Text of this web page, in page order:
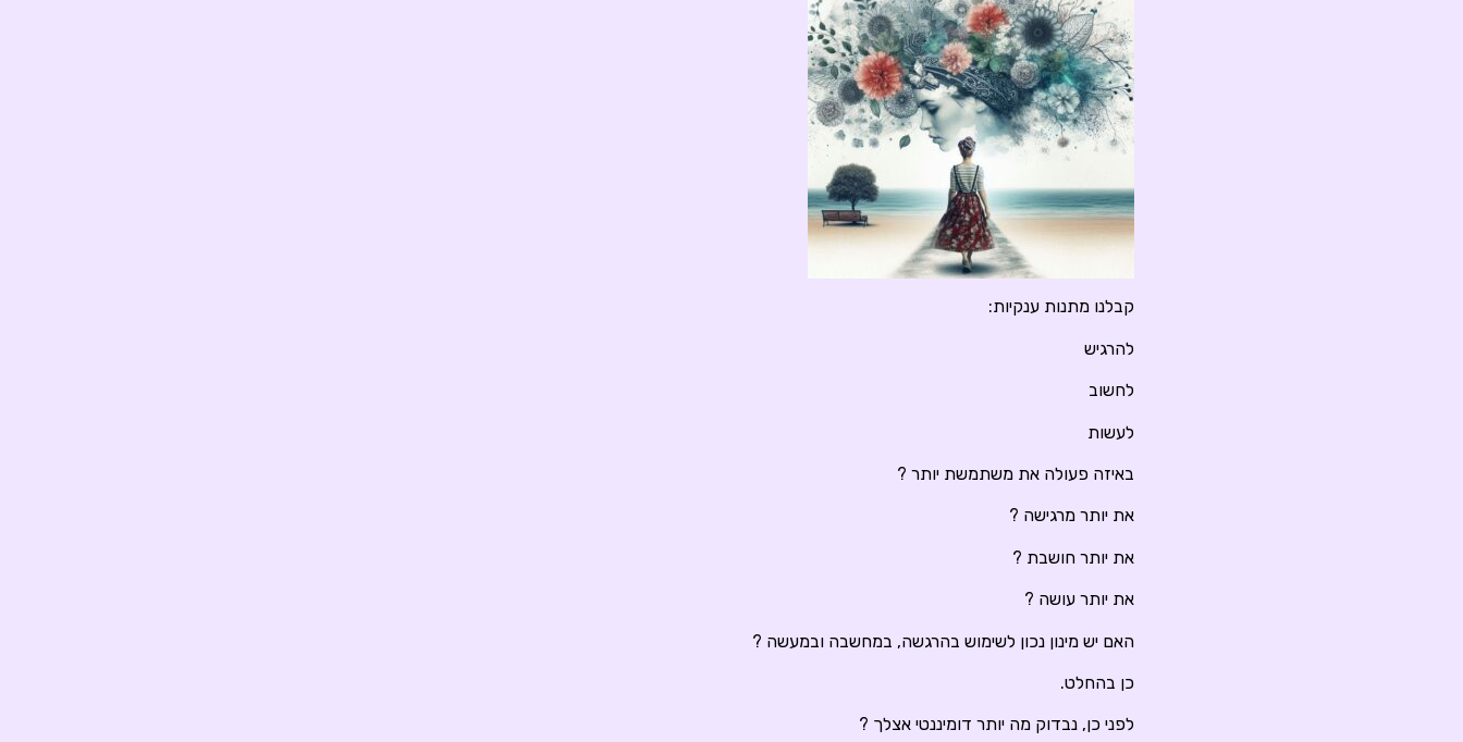
קבלנו מתנות ענקיות:
להרגיש
לחשוב
לעשות
באיזה פעולה את משתמשת יותר ?
את יותר מרגישה ?
את יותר חושבת ?
את יותר עושה ?
האם יש מינון נכון לשימוש בהרגשה, במחשבה ובמעשה ?
כן בהחלט.
לפני כן, נבדוק מה יותר דומיננטי אצלך ?